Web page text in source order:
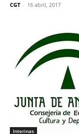
CGT - 16 abril, 2017
Interinas